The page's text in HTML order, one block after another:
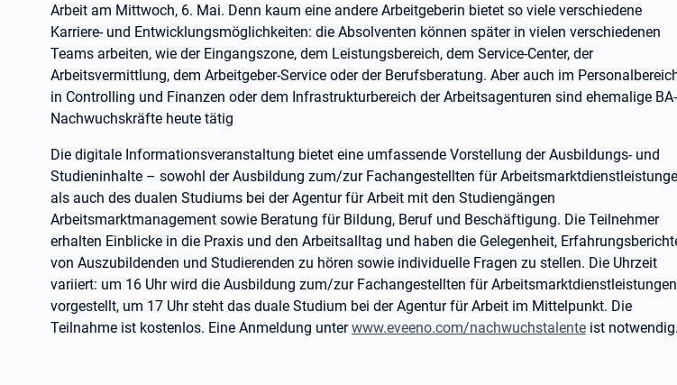
Arbeit am Mittwoch, 6. Mai. Denn kaum eine andere Arbeitgeberin bietet so viele verschiedene
Karriere- und Entwicklungsmöglichkeiten: die Absolventen können später in vielen verschiedenen
Teams arbeiten, wie der Eingangszone, dem Leistungsbereich, dem Service-Center, der
Arbeitsvermittlung, dem Arbeitgeber-Service oder der Berufsberatung. Aber auch im
in Controlling und Finanzen oder dem Infrastrukturbereich der Arbeitsagenturen sind ehemalige BA-
Nachwuchskräfte heute tätig
Die digitale Informationsveranstaltung bietet eine umfassende Vorstellung der Ausbildungs- und
Studieninhalte – sowohl der Ausbildung zum/zur Fachangestellten für
als auch des dualen Studiums bei der Agentur für Arbeit mit den Studiengängen
Arbeitsmarktmanagement sowie Beratung für Bildung, Beruf und Beschäftigung. Die Teilnehmer
erhalten Einblicke in die Praxis und den Arbeitsalltag und haben die Gelegenheit,
von Auszubildenden und Studierenden zu hören sowie individuelle Fragen zu stellen. Die Uhrzeit
variiert: um 16 Uhr wird die Ausbildung zum/zur Fachangestellten für Arbeitsmarktdienstleistungen
vorgestellt, um 17 Uhr steht das duale Studium bei der Agentur für Arbeit im Mittelpunkt. Die
Teilnahme ist kostenlos. Eine Anmeldung unterwww.eveeno.com/nachwuchstalente ist notwendig.